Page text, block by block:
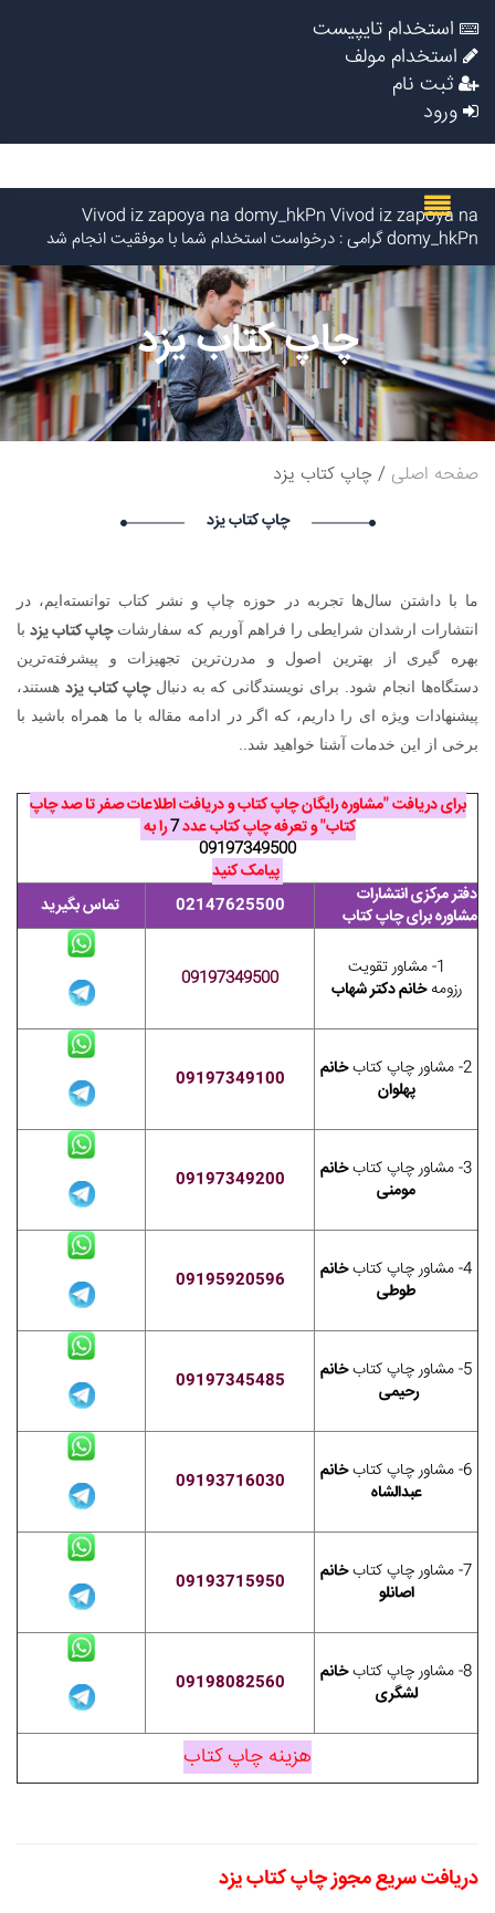
استخدام تایپیست
استخدام مولف
ثبت نام
ورود
Vivod iz zapoya na domy_hkPn Vivod iz zapoya na
domy_hkPn گرامی : درخواست استخدام شما با موفقیت انجام شد
ساعت ۲:۲۶:۷ تاریخ ۱۴۰۵/۵/۱۹
Kapelnica ot zapoya_gcpr Kapelnica ot zapoya_gcpr گرامی :
درخواست استخدام شما با موفقیت انجام شد ساعت ۲:۲۵:۳ تاریخ
Vivod iz zapoya na domy_knon Vivod iz zapoya na
domy_knon گرامی : درخواست استخدام شما با موفقیت انجام شد
ساعت ۲۳:۱۹:۳۵ تاریخ ۱۴۰۵/۵/۱۸
شینا ساعدی گرامی : درخواست استخدام شما با موفقیت انجام شد
ساعت ۲۲:۱۰:۳۴ تاریخ ۱۴۰۵/۵/۱۸
LloydElima LloydElima گرامی : درخواست استخدام شما با موفقیت
Vivod iz zapoya na domy_mpor Vivod iz zapoya na
domy_mpor گرامی : درخواست استخدام شما با موفقیت انجام شد
ساعت ۳:۴۷:۶ تاریخ ۱۴۰۵/۵/۱۹
RonaldEmive RonaldEmive گرامی : درخواست استخدام شما با
موفقیت انجام شد ساعت ۳:۳۱:۵۶ تاریخ ۱۴۰۵/۵/۱۹
چاپ کتاب یزد
صفحه اصلی چاپ کتاب یزد
چاپ کتاب یزد
ما با داشتن سال‌ها تجربه در حوزه چاپ و نشر کتاب توانسته‌ایم، در
انتشارات ارشدان شرایطی را فراهم آوریم که سفارشاتچاپ کتاب یزدبا
بهره گیری از بهترین اصول و مدرن‌ترین تجهیزات و پیشرفته‌ترین
دستگاه‌ها انجام شود. برای نویسندگانی که به دنبالچاپ کتاب یزد هستند،
پیشنهادات ویژه ای را داریم، که اگر در ادامه مقاله با ما همراه باشید با
برخی از این خدمات آشنا خواهید شد..
برای دریافت "مشاوره رایگان چاپ کتاب و دریافت اطلاعات صفر تا صد چاپ
کتاب" و تعرفه چاپ کتاب عدد7را به
09197349500
پیامک کنید
دفتر مرکزی انتشارات
مشاوره برای چاپ کتاب
02147625500 تماس بگیرید
1- مشاور تقویت
رزومهخانم دکتر شهاب 09197349500
2- مشاور چاپ کتاب
خانم
پهلوان
09197349100
3- مشاور چاپ کتاب
خانم
مومنی
09197349200
4- مشاور چاپ کتاب
خانم
طوطی
09195920596
5- مشاور چاپ کتاب
خانم
رحیمی
09197345485
6- مشاور چاپ کتاب
خانم
عبدالشاه
09193716030
7- مشاور چاپ کتاب
خانم
اصانلو
09193715950
8- مشاور چاپ کتاب
خانم
لشگری
09198082560
هزینه چاپ کتاب
دریافت سریع مجوز چاپ کتاب یزد